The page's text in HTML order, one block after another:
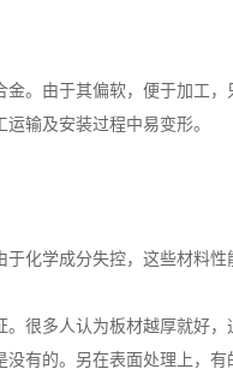
。由于其偏软，便于加工
输及安装过程中易变形。
化学成分失控，这些材料
很多人认为板材越厚就好
有的。另在表面处理上，